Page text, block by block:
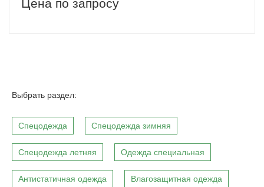
Цена по запросу
Выбрать раздел:
Спецодежда Спецодежда зимняя
Спецодежда летняя Одежда специальная
Антистатичная одежда Влагозащитная одежда